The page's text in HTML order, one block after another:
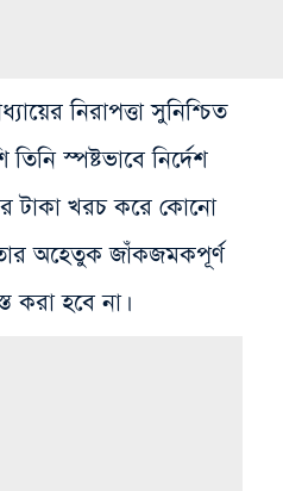
নিরাপত্তা সুনিশ্চিত
স্পষ্টভাবে নির্দেশ
টাকা খরচ করে কোনো
অহেতুক জাঁকজমকপূর্ণ
করা হবে না।